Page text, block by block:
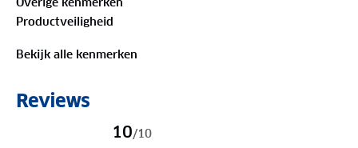
onderweg, in de trein, tijdens een lunchpauze of
thuis op de bank wanneer je even wil puzzelen.
• Solitaire is een ideaal denkspel voor rustige
verfrissende, meditatieve manier om je concentratie
en logisch denken te oefenen.
• Het houten speelbord heeft een gladde afwerking
Productveiligheid
Bekijk alle kenmerken
Reviews
10/10